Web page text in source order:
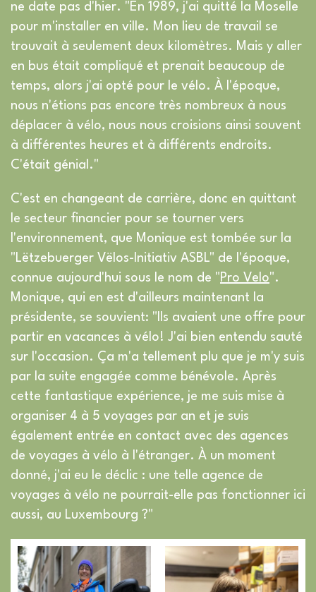
ne date pas d'hier. "En 1989, j'ai quitté la Moselle
pour m'installer en ville. Mon lieu de travail se
trouvait à seulement deux kilomètres. Mais y aller
en bus était compliqué et prenait beaucoup de
temps, alors j'ai opté pour le vélo. À l'époque,
nous n'étions pas encore très nombreux à nous
déplacer à vélo, nous nous croisions ainsi souvent
à différentes heures et à différents endroits.
C'était génial."
C'est en changeant de carrière, donc en quittant
le secteur financier pour se tourner vers
l'environnement, que Monique est tombée sur la
"Lëtzebuerger Vëlos-Initiativ ASBL" de l'époque,
connue aujourd'hui sous le nom de "Pro Velo".
Monique, qui en est d'ailleurs maintenant la
présidente, se souvient: "Ils avaient une offre pour
partir en vacances à vélo! J'ai bien entendu sauté
sur l'occasion. Ça m'a tellement plu que je m'y suis
par la suite engagée comme bénévole. Après
cette fantastique expérience, je me suis mise à
organiser 4 à 5 voyages par an et je suis
également entrée en contact avec des agences
de voyages à vélo à l'étranger. À un moment
donné, j'ai eu le déclic : une telle agence de
voyages à vélo ne pourrait-elle pas fonctionner ici
aussi, au Luxembourg ?"